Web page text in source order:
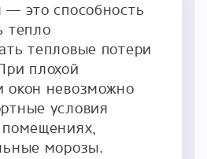
— это способность
тепло
тепловые потери
плохой
окон невозможно
условия
морозы.